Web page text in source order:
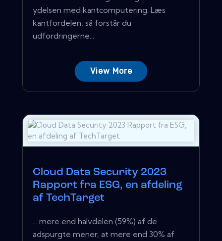
ydelsen med kantcomputering. Læs
kantfordelen, så forstår du
udfordringerne...
View More
Cloud Data Security 2023
Rapport fra ESG, en afdeling
af TechTarget
... mere end halvdelen (59%) af de
adspurgte mener, at mere end 30% af